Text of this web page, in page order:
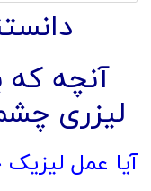
آنچه که
لیزری
آیا عمل